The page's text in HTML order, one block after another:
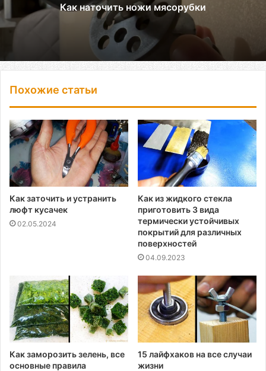
Как наточить ножи мясорубки
Похожие статьи
Как заточить и устранить
люфт кусачек
02.05.2024
Как из жидкого стекла
приготовить 3 вида
термически устойчивых
покрытий для различных
поверхностей
04.09.2023
Как заморозить зелень, все
основные правила
15 лайфхаков на все случаи
жизни